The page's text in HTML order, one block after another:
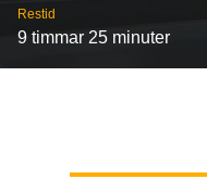
Restid
9 timmar 25 minuter